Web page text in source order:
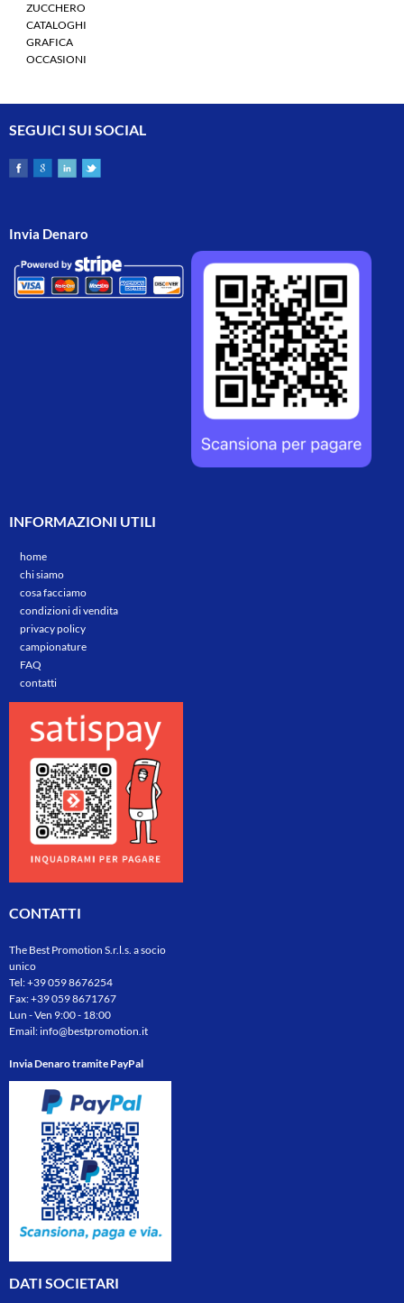
ZUCCHERO
CATALOGHI
GRAFICA
OCCASIONI
SEGUICI SUI SOCIAL
Invia Denaro
INFORMAZIONI UTILI
home
chi siamo
cosa facciamo
condizioni di vendita
privacy policy
campionature
FAQ
contatti
CONTATTI
The Best Promotion S.r.l.s. a socio
unico
Tel:+39 059 8676254
Fax: +39 059 8671767
Lun - Ven 9:00 - 18:00
Email:info@bestpromotion.it
Invia Denaro tramite PayPal
DATI SOCIETARI